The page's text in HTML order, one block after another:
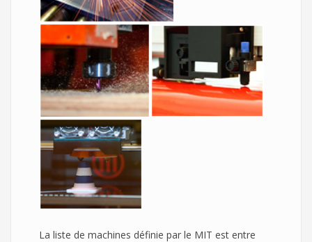
La liste de machines définie par le MIT est entre